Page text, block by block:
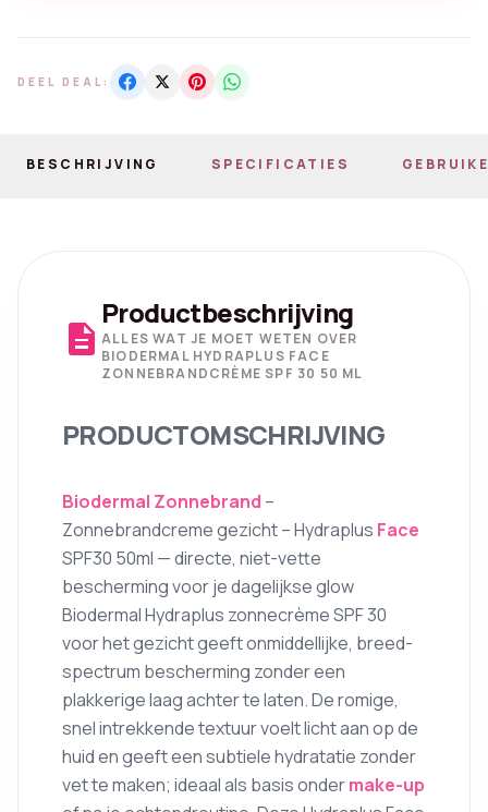
DEEL DEAL:
BESCHRIJVING SPECIFICATIES
description
Productbeschrijving
ALLES WAT JE MOET WETEN OVER
BIODERMAL HYDRAPLUS FACE
ZONNEBRANDCRÈME SPF 30 50 ML
PRODUCTOMSCHRIJVING
Biodermal Zonnebrand –
Zonnebrandcreme gezicht – Hydraplus Face
SPF30 50ml — directe, niet-vette
bescherming voor je dagelijkse glow
Biodermal Hydraplus zonnecrème SPF 30
voor het gezicht geeft onmiddellijke, breed-
spectrum bescherming zonder een
plakkerige laag achter te laten. De romige,
snel intrekkende textuur voelt licht aan op de
huid en geeft een subtiele hydratatie zonder
vet te maken; ideaal als basis ondermake-up